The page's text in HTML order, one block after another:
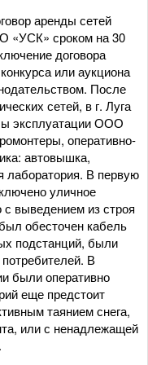
аренды сетей
«УСК» сроком на 30
договора
или аукциона
После
сетей, в г. Луга
эксплуатации ООО
оперативно-
автовышка,
лаборатория. В первую
уличное
выведением из строя
обесточен кабель
подстанций, были
В
были оперативно
еще предстоит
таянием снега,
или с ненадлежащей